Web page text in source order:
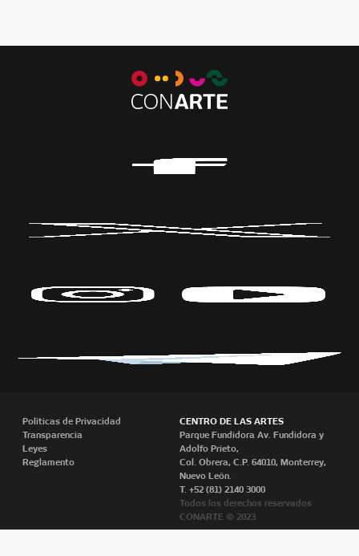
Políticas de Privacidad
Transparencia
Leyes
Reglamento
CENTRO DE LAS ARTES
Parque Fundidora Av. Fundidora y
Adolfo Prieto,
Col. Obrera, C.P. 64010, Monterrey,
Nuevo León.
T. +52 (81) 2140 3000
Todos los derechos reservados
CONARTE © 2023